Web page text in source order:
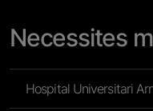
Necessites
Hospital Universitari